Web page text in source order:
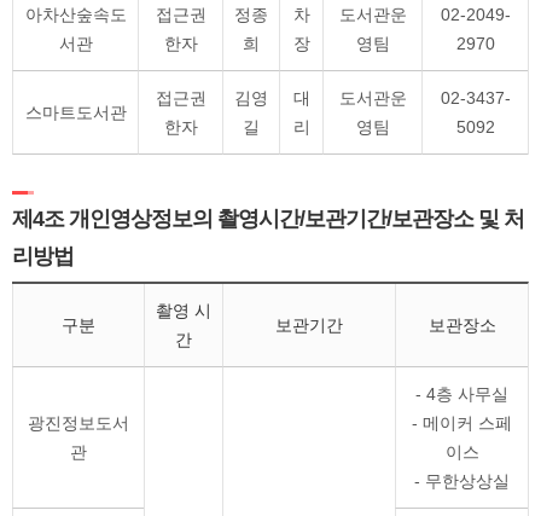
아차산숲속도
서관
접근권
한자
정종
희
차
장
도서관운
영팀
02-2049-
2970
스마트도서관
접근권
한자
김영
길
대
리
도서관운
영팀
02-3437-
5092
제4조 개인영상정보의 촬영시간/보관기간/보관장소 및 처
리방법
구분
촬영 시
간
보관기간 보관장소
광진정보도서
관
- 4층 사무실
- 메이커 스페
이스
- 무한상상실